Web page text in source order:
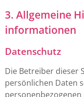
3. Allgemeine
informationen
Datenschutz
Die Betreiber dieser
persönlichen Daten